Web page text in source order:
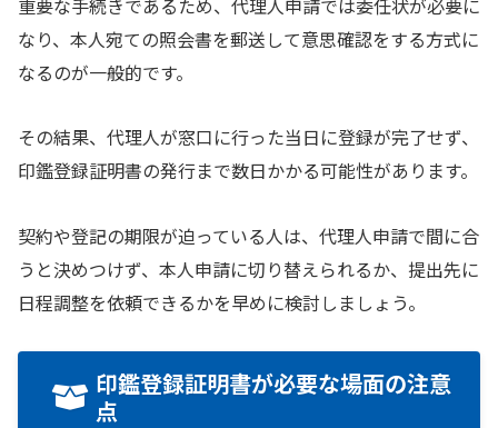
なり、本人宛ての照会書を郵送して意思確認をする方式に
なるのが一般的です。
その結果、代理人が窓口に行った当日に登録が完了せず、
印鑑登録証明書の発行まで数日かかる可能性があります。
契約や登記の期限が迫っている人は、代理人申請で間に合
うと決めつけず、本人申請に切り替えられるか、提出先に
日程調整を依頼できるかを早めに検討しましょう。
印鑑登録証明書が必要な場面の注意
点